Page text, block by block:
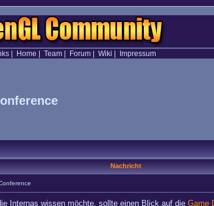
| Home Team| Forum| Wiki Impressum
Nachricht
Internas wissen möchte, sollte einen Blick auf die Game